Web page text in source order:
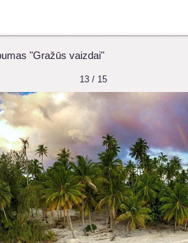
"Gražūs vaizdai"
13 / 15